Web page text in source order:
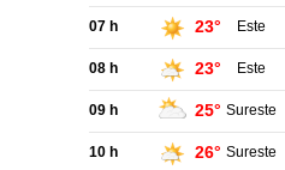
07 h 23° Este
08 h 23° Este
09 h 25° Sureste
10 h 26° Sureste